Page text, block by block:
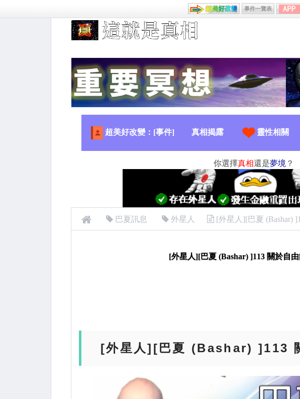
事件一覽表
超美好改變：[事件] 真相揭露 靈性相關
你選擇真相還是夢境 ？
巴夏訊息 外星人 [外星人][巴夏 (Bashar)
[外星人][巴夏 (Bashar) ]113 關於自
[外星人][巴夏 (Bashar) ]113